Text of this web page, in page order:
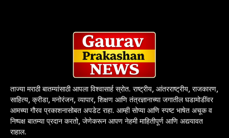
ताज्या मराठी बातम्यांसाठी आपला विश्वासार्ह स्रोत. राष्ट्रीय, आंतरराष्ट्रीय, राजकारण,
साहित्य, क्रीडा, मनोरंजन, व्यापार, शिक्षण आणि तंत्रज्ञानाच्या जगातील घडामोडींवर
आमच्या गौरव प्रकाशनासोबत अपडेट राहा. आम्ही सोप्या आणि स्पष्ट भाषेत अचूक व
निष्पक्ष बातम्या प्रदान करतो, जेणेकरून आपण नेहमी माहितीपूर्ण आणि अद्ययावत
राहाल.